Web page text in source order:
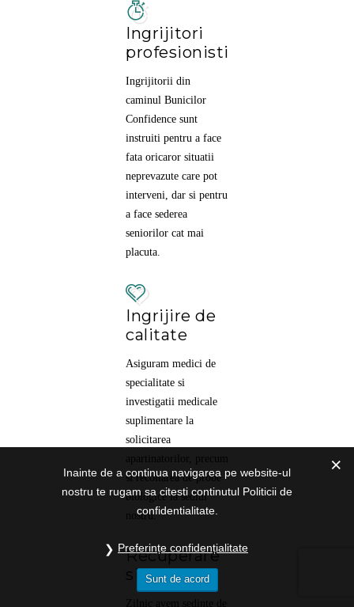
Ingrijitori
profesionisti
Ingrijitorii din
caminul Bunicilor
Confidence sunt
instruiti pentru a face
fata oricaror situatii
neprevazute care pot
interveni, dar si pentru
a face sederea
seniorilor cat mai
placuta.
Ingrijire de
calitate
Asiguram medici de
specialitate si
investigatii medicale
suplimentare la
solicitarea
apartinatorilor, precum
si recoltarea de probe
biologice la sediul
nostru.
Recuperare
si ingrijire
Zilnic avem sedinte de
Inainte de a continua navigarea pe website-ul
nostru te rugam sa citesti continutul Politicii de
confidentialitate.
Preferințe confidențialitate
Sunt de acord